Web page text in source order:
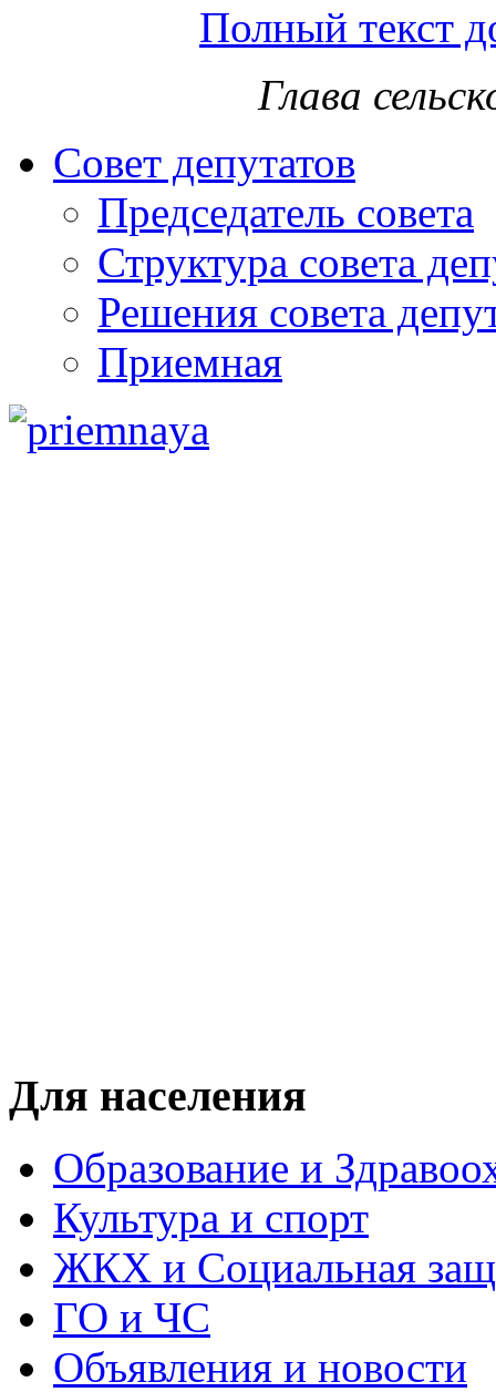
Полный текст
Глава
Совет депутатов
Председатель совета
Структура совета
Решения совета
Приемная
Для населения
Образование и
Культура и спорт
ЖКХ и Социальная
ГО и ЧС
Объявления и новости